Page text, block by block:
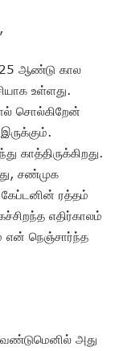
25 ஆண்டு கால
உள்ளது.
சொல்கிறேன்
காத்திருக்கிறது.
சண்முக
ரத்தம்
எதிர்காலம்
என் நெஞ்சார்ந்த
அது